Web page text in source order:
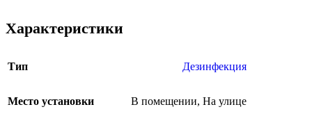
Характеристики
Тип Дезинфекция
Место установки В помещении, На улице